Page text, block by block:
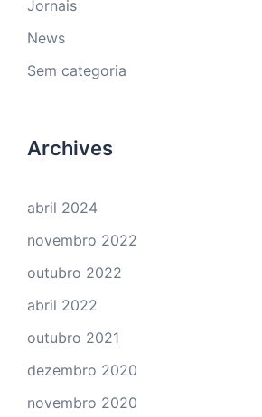
Jornais
News
Sem categoria
Archives
abril 2024
novembro 2022
outubro 2022
abril 2022
outubro 2021
dezembro 2020
novembro 2020